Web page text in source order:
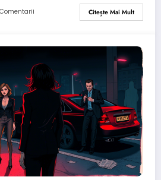
Citește Mai Mult